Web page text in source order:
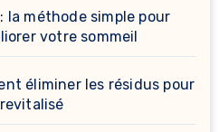
la méthode simple pour
votre sommeil
éliminer les résidus pour